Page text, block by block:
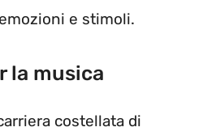
e stimoli.
la musica
costellata di